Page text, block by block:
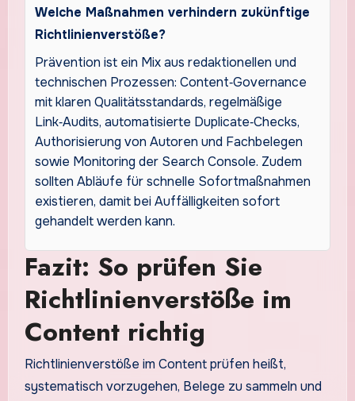
Welche Maßnahmen verhindern zukünftige
Richtlinienverstöße?
Prävention ist ein Mix aus redaktionellen und
technischen Prozessen: Content‑Governance
mit klaren Qualitätsstandards, regelmäßige
Link‑Audits, automatisierte Duplicate‑Checks,
Authorisierung von Autoren und Fachbelegen
sowie Monitoring der Search Console. Zudem
sollten Abläufe für schnelle Sofortmaßnahmen
existieren, damit bei Auffälligkeiten sofort
gehandelt werden kann.
Fazit: So prüfen Sie
Richtlinienverstöße im
Content richtig
Richtlinienverstöße im Content prüfen heißt,
systematisch vorzugehen, Belege zu sammeln und